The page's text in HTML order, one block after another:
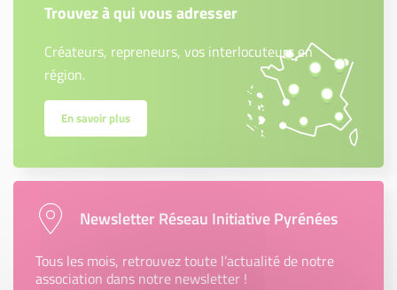
Trouvez à qui vous adresser
Créateurs, repreneurs, vos interlocuteurs en
région.
En savoir plus
Newsletter Réseau Initiative Pyrénées
Tous les mois, retrouvez toute l’actualité de notre
association dans notre newsletter !